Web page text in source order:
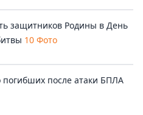
защитников Родины в День
10 Фото
после атаки БПЛА